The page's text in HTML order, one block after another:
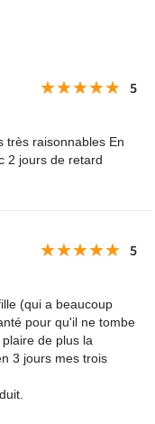
décalés, parfaits pour
★★★★★
★★★★★ 5
très raisonnables En
2 jours de retard
★★★★★
★★★★★ 5
(qui a beaucoup
pour qu'il ne tombe
de plus la
3 jours mes trois